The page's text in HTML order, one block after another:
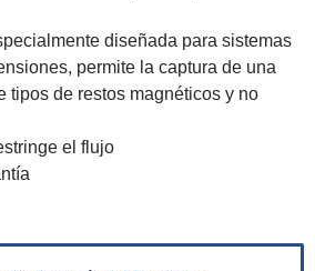
diseñada para sistemas
permite la captura de una
tipos de restos magnéticos y no
el flujo